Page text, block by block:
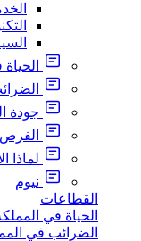
جودة
الفرص
لماذا
نيوم
القطاعات
الحياة في
الضرائب في